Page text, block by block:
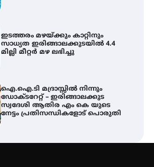
ഐ.ഐ.ടി മദ്രാസ്സിൽ നിന്നും
ഡോക്ടറേറ്റ് – ഇരിങ്ങാലക്കുട
സ്വദേശി ആതിര എം കെ യുടെ
നേട്ടം പ്രതിസന്ധികളോട് പൊരുതി
ട്യുണീഷ്യൻ ചിത്രം ” ദി വോയിസ്
ഓഫ് ഹിന്ദ് റജബ് ” ഇരിങ്ങാലക്കുട
ഫിലിം സൊസൈറ്റി ആഗസ്റ്റ് 7
വെള്ളിയാഴ്ച സ്‌ക്രീൻ ചെയ്യുന്നു